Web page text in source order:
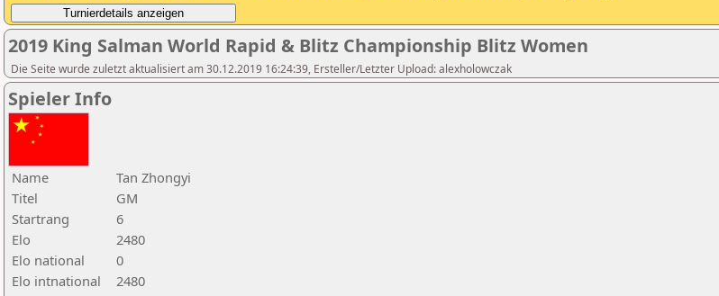
2019 King Salman World Rapid & Blitz Championship Blitz Women
Die Seite wurde zuletzt aktualisiert am 30.12.2019 16:24:39, Ersteller/Letzter Upload: alexholowczak
Spieler Info
Name
Tan Zhongyi
Titel
GM
Startrang
6
Elo
2480
Elo national
0
Elo intnational
2480